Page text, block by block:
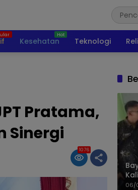
Kesehatan Teknologi
Pratama,
Sinergi
1076
06/